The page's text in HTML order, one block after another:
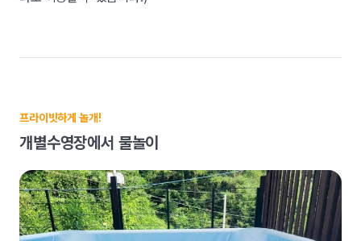
프라이빗하게 놀개!
개별수영장에서 물놀이